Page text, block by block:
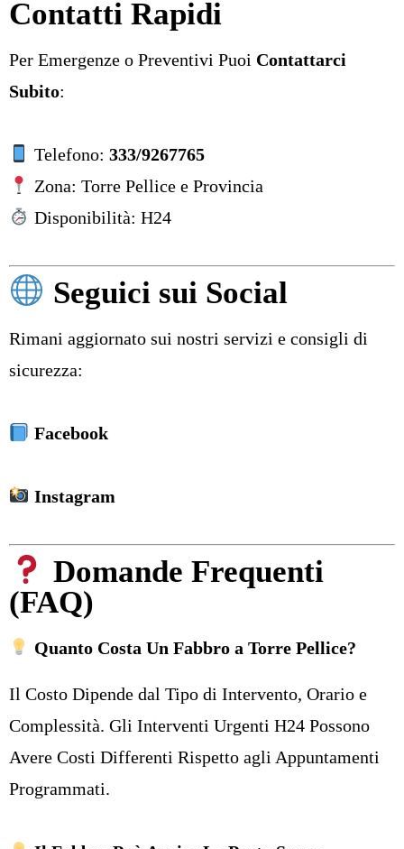
Contatti Rapidi
Per Emergenze o Preventivi Puoi Contattarci
Subito:
Telefono: 333/9267765
Zona: Torre Pellice e Provincia
Disponibilità: H24
Seguici sui Social
Rimani aggiornato sui nostri servizi e consigli di
sicurezza:
Facebook
Instagram
Domande Frequenti
(FAQ)
Quanto Costa Un Fabbro a Torre Pellice?
Il Costo Dipende dal Tipo di Intervento, Orario e
Complessità. Gli Interventi Urgenti H24 Possono
Avere Costi Differenti Rispetto agli Appuntamenti
Programmati.